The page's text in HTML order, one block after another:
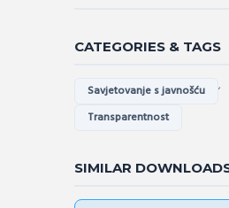
CATEGORIES & TAGS
Savjetovanje s javnošću
,
Transparentnost
SIMILAR